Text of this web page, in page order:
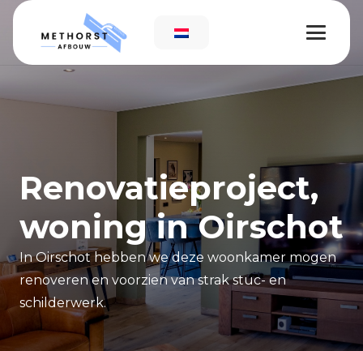
Renovatieproject,
woning in Oirschot
In Oirschot hebben we deze woonkamer mogen
renoveren en voorzien van strak stuc- en
schilderwerk.